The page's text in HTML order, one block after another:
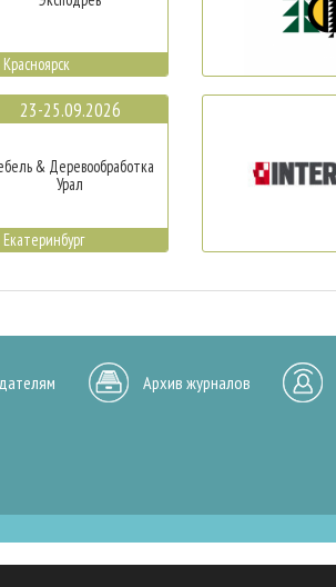
Красноярск
23-25.09.2026
& Деревообработка
Урал
Екатеринбург
Архив журналов